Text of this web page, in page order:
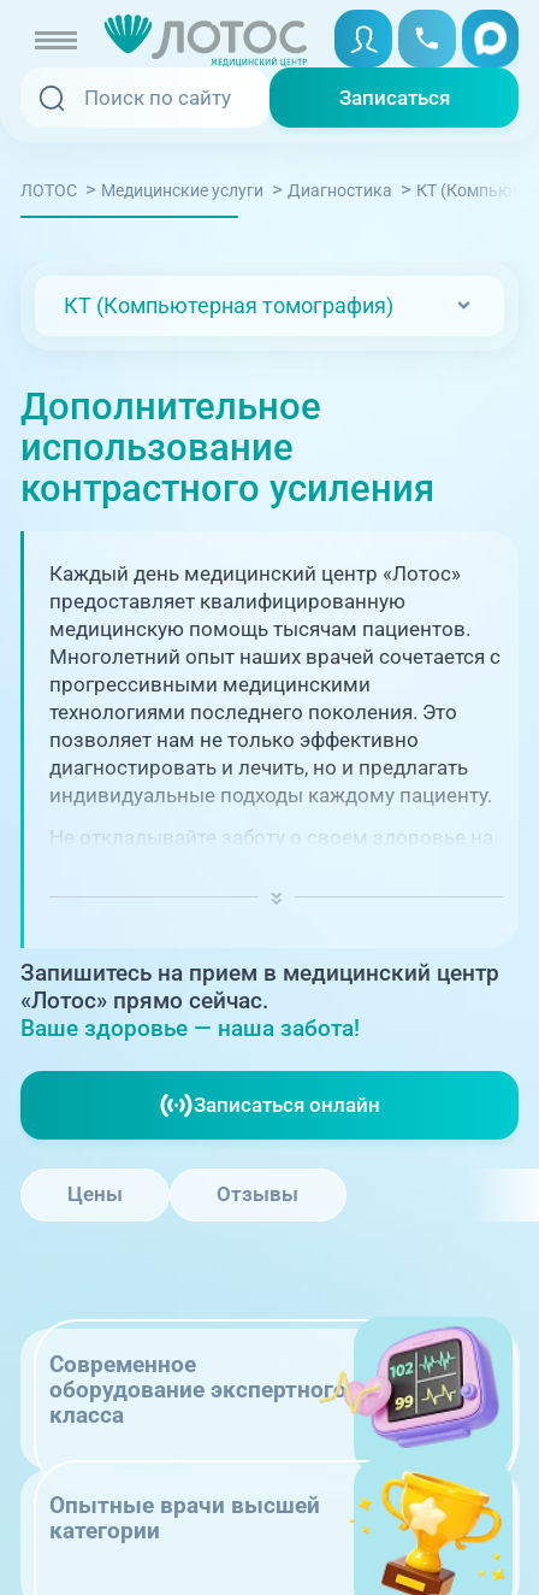
Записаться
Записаться
Услуги и цены
Отзывы
Адреса клиник
О клинике
Блог врачей
Новости
Пациентам
+7 (351) 220-00-03
Записаться онлайн
Вызвать скорую
Медицина на дому
Телемедицина
+7 (351) 220-00-03
+7 (351) 220-03-03
Центр амбулаторной
онкологической помощи
+7 (7142) 927-003
Справочный телефон для
жителей Казахстана
ЛОТОС > Медицинские услуги > Диагностика > КТ
КТ (Компьютерная томография)
Дополнительное
использование
контрастного усиления
Каждый день медицинский центр «Лотос»
предоставляет квалифицированную
медицинскую помощь тысячам пациентов.
Многолетний опыт наших врачей сочетается с
прогрессивными медицинскими
технологиями последнего поколения. Это
позволяет нам не только эффективно
диагностировать и лечить, но и предлагать
индивидуальные подходы каждому пациенту.
Не откладывайте заботу о своем здоровье на
ключевую роль в поддержании вашего
Запишитесь на прием в медицинский центр
«Лотос» прямо сейчас.
Ваше здоровье — наша забота!
Записаться онлайн
Цены Отзывы
Современное
оборудование экспертного
класса
Опытные врачи высшей
категории